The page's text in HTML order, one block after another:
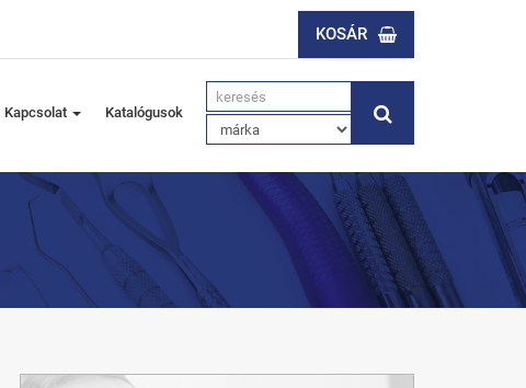
KOSÁR
Kapcsolat Katalógusok